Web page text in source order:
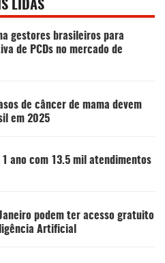
LIDAS
gestores brasileiros para
de PCDs no mercado de
de câncer de mama devem
em 2025
ano com 13.5 mil atendimentos
podem ter acesso gratuito
Artificial